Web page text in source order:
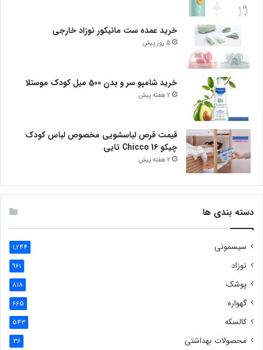
خرید عمده ست مانیکور نوزاد خارجی
5 روز پیش
خرید شامپو سر و بدن 500 میل کودک موستلا
2 هفته پیش
قیمت قرص لباسشویی مخصوص لباس کودک
چیکو Chicco 16 تایی
2 هفته پیش
دسته بندی ها
سیسمونی 1,244
نوزاد 961
پوشک 818
گهواره 665
کالسکه 543
محصولات بهداشتی 36